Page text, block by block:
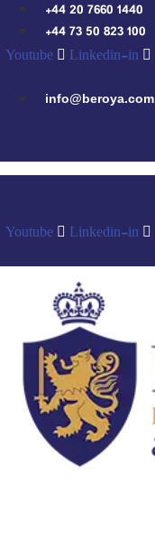
+44 20 7660 1440
+44 73 50 823 100
Youtube Linkedin-in
info@beroya.com
Youtube Linkedin-in